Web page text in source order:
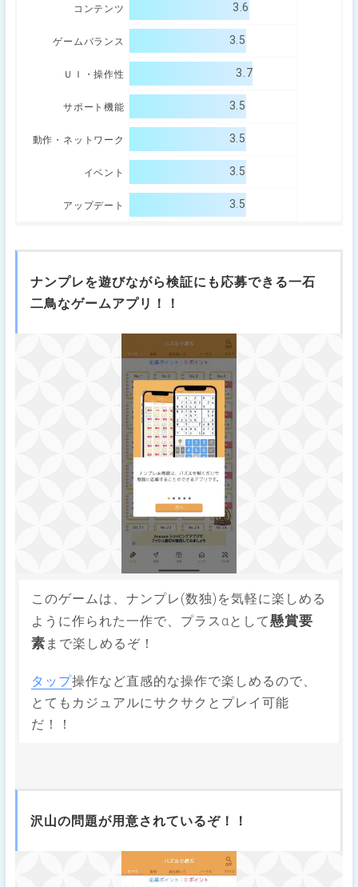
コンテンツ 3.6
ゲームバランス 3.5
ＵＩ・操作性 3.7
サポート機能 3.5
動作・ネットワーク 3.5
イベント 3.5
アップデート 3.5
ナンプレを遊びながら検証にも応募できる一石
二鳥なゲームアプリ！！
このゲームは、ナンプレ(数独)を気軽に楽しめる
ように作られた一作で、プラスαとして懸賞要
素 まで楽しめるぞ！
タップ操作など直感的な操作で楽しめるので、
とてもカジュアルにサクサクとプレイ可能
だ！！
沢山の問題が用意されているぞ！！